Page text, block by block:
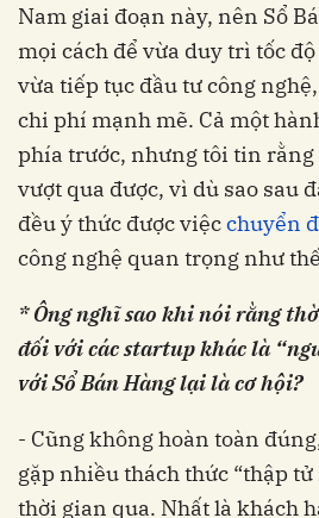
Nam giai đoạn này, nên Sổ
mọi cách để vừa duy trì tốc
vừa tiếp tục đầu tư công
chi phí mạnh mẽ. Cả một
phía trước, nhưng tôi tin rằng
vượt qua được, vì dù sao sau
đều ý thức được việcchuyển
công nghệ quan trọng như
* Ông nghĩ sao khi nói rằng
đối với các startup khác là
với Sổ Bán Hàng lại là cơ hội?
- Cũng không hoàn toàn
gặp nhiều thách thức “thập
thời gian qua. Nhất là khách